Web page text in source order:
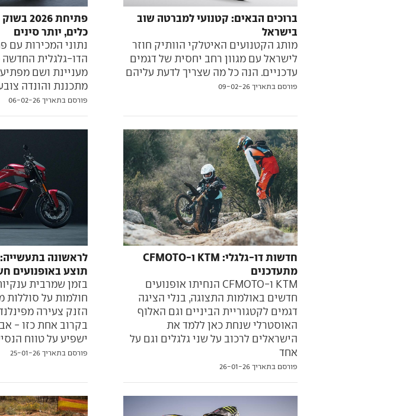
ברוכים הבאים: קטנועי למברטה שוב
בישראל
מותג הקטנועים האיטלקי הוותיק חוזר
לישראל עם מגוון רחב יחסית של דגמים
עדכניים. הנה כל מה שצריך לדעת עליהם
פורסם בתאריך 09-02-26
פתיחת
כלים, יותר סינים
נתוני המכירות עם
הדו-גלגלית החדשה
מעניינת ושם
מתכננת והונדה
פורסם בתאריך 06-02-26
חדשות דו-גלגלי: KTM ו-CFMOTO
מתעדכנים
KTM ו-CFMOTO הנחיתו אופנועים
חדשים באולמות התצוגה, בנלי הציגה
דגמים לקטגוריית הביניים וגם האלוף
האוסטרלי שנחת כאן ללמד את
הישראלים לרכוב על שני גלגלים וגם על
אחד
פורסם בתאריך 26-01-26
לראשונה
תוצע באופנועים
בזמן שמרבית
חולמות על סוללות
הזנק צעירה
בקרוב אחת כזו -
ישפיע על טווח
פורסם בתאריך 25-01-26